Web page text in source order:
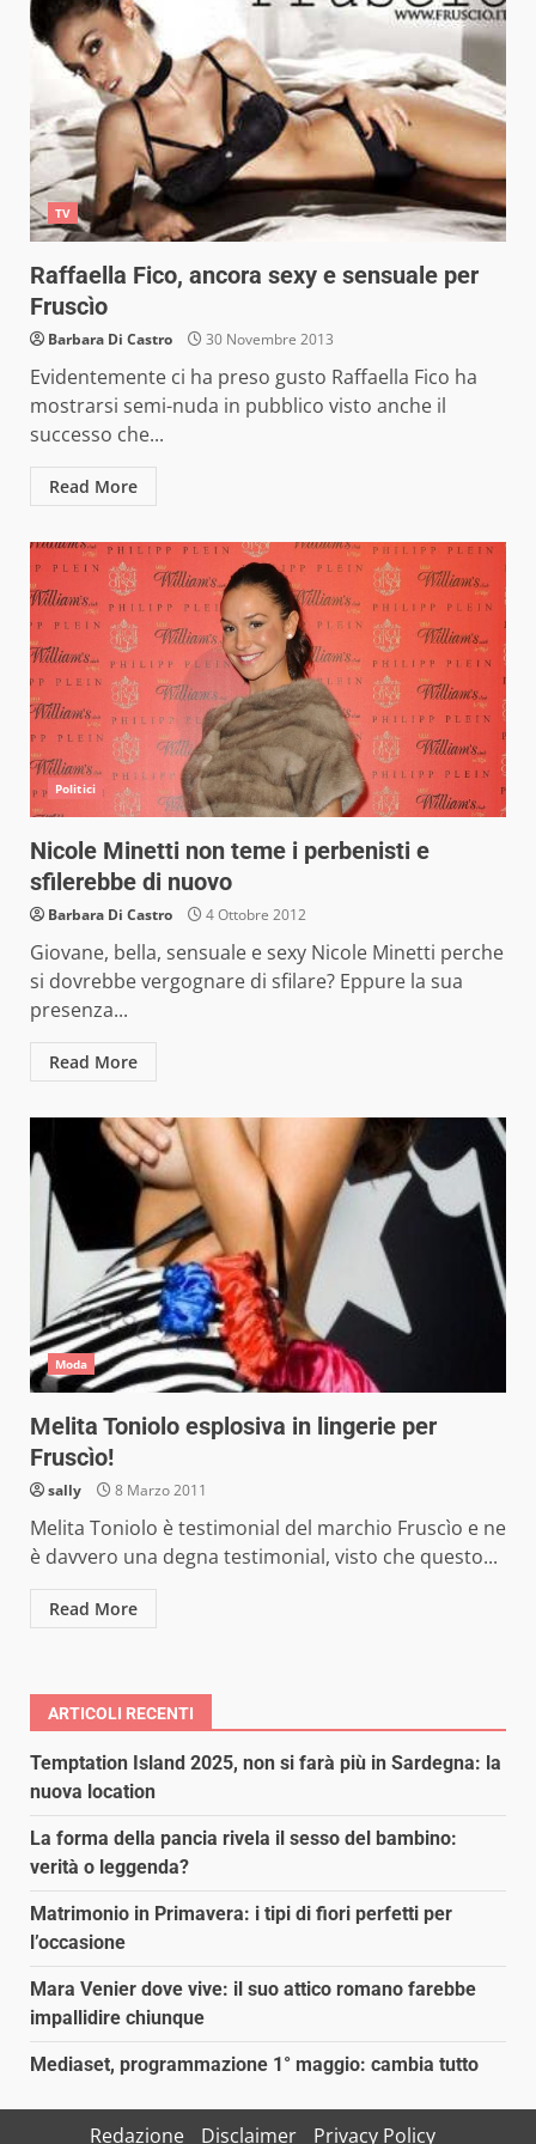
TV
Raffaella Fico, ancora sexy e sensuale per
Fruscìo
Barbara Di Castro 30 Novembre 2013
Evidentemente ci ha preso gusto Raffaella Fico ha
mostrarsi semi-nuda in pubblico visto anche il
successo che...
Read More
Politici
Nicole Minetti non teme i perbenisti e
sfilerebbe di nuovo
Barbara Di Castro 4 Ottobre 2012
Giovane, bella, sensuale e sexy Nicole Minetti perche
si dovrebbe vergognare di sfilare? Eppure la sua
presenza...
Read More
Moda
Melita Toniolo esplosiva in lingerie per
Fruscìo!
sally 8 Marzo 2011
Melita Toniolo è testimonial del marchio Fruscìo e ne
è davvero una degna testimonial, visto che questo...
Read More
ARTICOLI RECENTI
Temptation Island 2025, non si farà più in Sardegna: la
nuova location
La forma della pancia rivela il sesso del bambino:
verità o leggenda?
Matrimonio in Primavera: i tipi di fiori perfetti per
l’occasione
Mara Venier dove vive: il suo attico romano farebbe
impallidire chiunque
Mediaset, programmazione 1° maggio: cambia tutto
Redazione Disclaimer Privacy Policy